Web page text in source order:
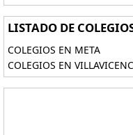
LISTADO DE
COLEGIOS EN META
COLEGIOS EN